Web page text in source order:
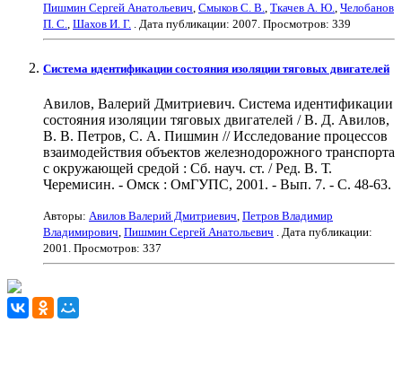
Пишмин Сергей Анатольевич, Смыков С. В., Ткачев А. Ю., Челобанов
П. С., Шахов И. Г. . Дата публикации: 2007. Просмотров: 339
Система идентификации состояния изоляции тяговых двигателей
Авилов, Валерий Дмитриевич. Система идентификации
состояния изоляции тяговых двигателей / В. Д. Авилов,
В. В. Петров, С. А. Пишмин // Исследование процессов
взаимодействия объектов железнодорожного транспорта
с окружающей средой : Сб. науч. ст. / Ред. В. Т.
Черемисин. - Омск : ОмГУПС, 2001. - Вып. 7. - С. 48-63.
Авторы: Авилов Валерий Дмитриевич, Петров Владимир
Владимирович, Пишмин Сергей Анатольевич . Дата публикации:
2001. Просмотров: 337